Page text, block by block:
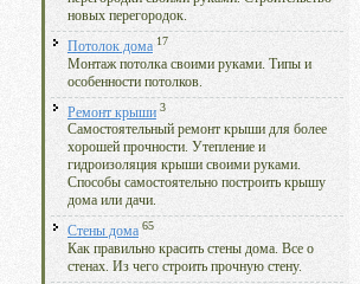
новых перегородок.
Потолок дома 17
Монтаж потолка своими руками. Типы и
особенности потолков.
Ремонт крыши 3
Самостоятельный ремонт крыши для более
хорошей прочности. Утепление и
гидроизоляция крыши своими руками.
Способы самостоятельно построить крышу
дома или дачи.
Стены дома 65
Как правильно красить стены дома. Все о
стенах. Из чего строить прочную стену.